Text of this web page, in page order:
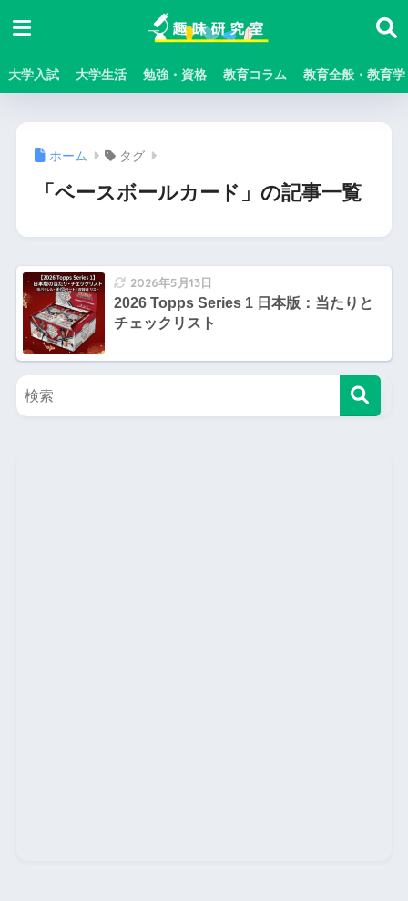
大学入試 大学生活 勉強・資格 教育コラム 教育全般・教育学
ホーム タグ
「ベースボールカード」の記事一覧
2026年5月13日
2026 Topps Series 1 日本版：当たりと
チェックリスト